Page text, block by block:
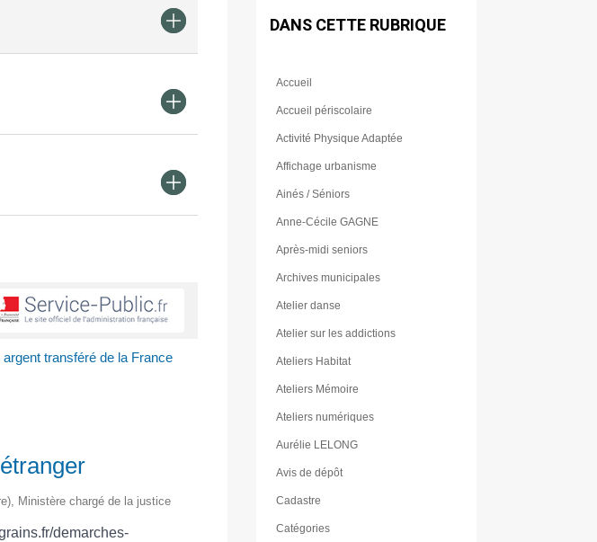
argent transféré de la France
Ministère chargé de la justice
demarches-
DANS CETTE RUBRIQUE
Accueil
Accueil périscolaire
Activité Physique Adaptée
Affichage urbanisme
Ainés / Séniors
Anne-Cécile GAGNE
Après-midi seniors
Archives municipales
Atelier danse
Atelier sur les addictions
Ateliers Habitat
Ateliers Mémoire
Ateliers numériques
Aurélie LELONG
Avis de dépôt
Cadastre
Catégories